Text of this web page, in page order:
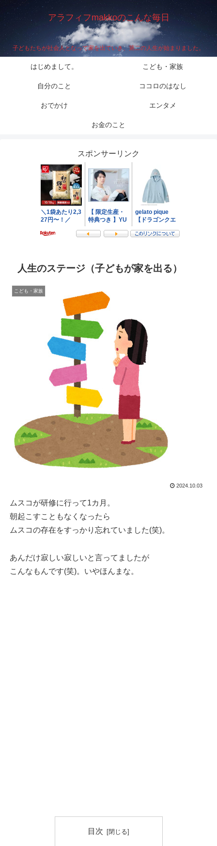
アラフィフmakkoのこんな毎日
子どもたちが社会人となって家を出ていき、第二の人生が始まりました。
はじめまして。 こども・家族
自分のこと ココロのはなし
おでかけ エンタメ
お金のこと
スポンサーリンク
人生のステージ（子どもが家を出る）
こども・家族
2024.10.03
ムスコが研修に行って1カ月。
朝起こすこともなくなったら
ムスコの存在をすっかり忘れていました(笑)。
あんだけ寂しい寂しいと言ってましたが
こんなもんです(笑)。いやほんまな。
目次